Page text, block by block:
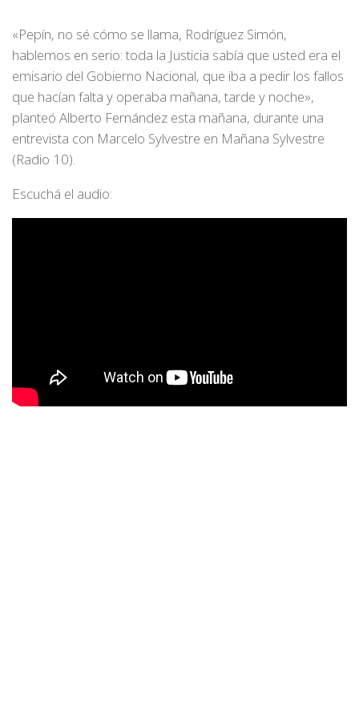
«Pepín, no sé cómo se llama, Rodríguez Simón,
hablemos en serio: toda la Justicia sabía que usted era el
emisario del Gobierno Nacional, que iba a pedir los fallos
que hacían falta y operaba mañana, tarde y noche»,
planteó Alberto Fernández esta mañana, durante una
entrevista con Marcelo Sylvestre en Mañana Sylvestre
(Radio 10).
Escuchá el audio: